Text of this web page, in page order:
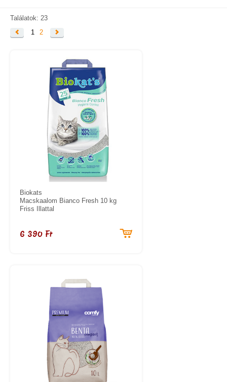
SZÁLLÍTÁSI INFORMÁCIÓK
VÁSÁRLÁSI FELTÉTELEK
KAPCSOLAT
Találatok: 23
1
2
Biokats
Macskaalom Bianco Fresh 10 kg
Friss Illattal
6 390 Ft